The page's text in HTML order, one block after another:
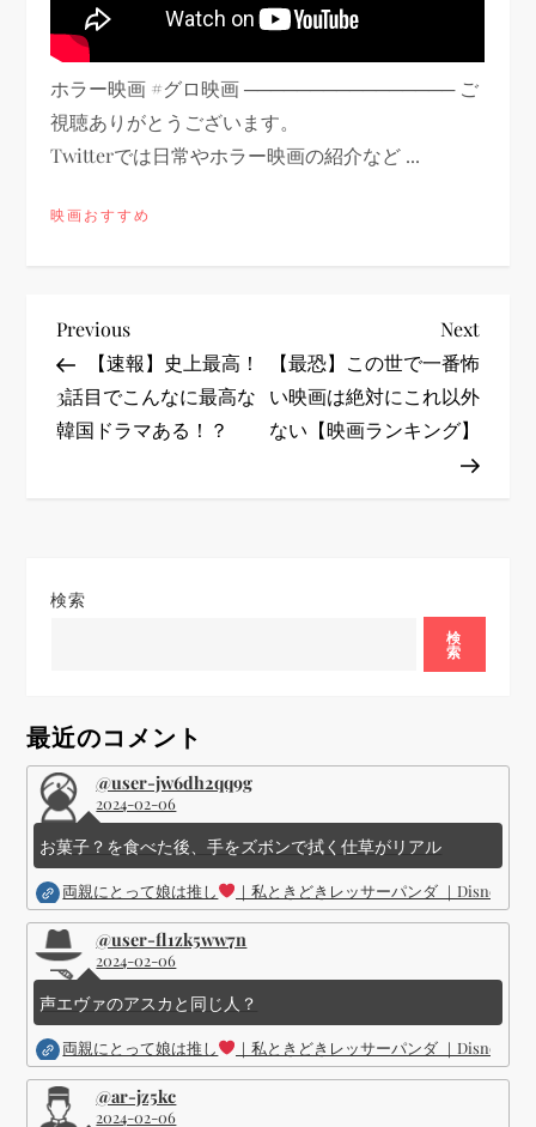
ホラー映画 #グロ映画 ──────────────── ご
視聴ありがとうございます。
Twitterでは日常やホラー映画の紹介など ...
映画おすすめ
投
稿
ナ
ー
ョ
ン
Previous
Post
Previous
【速報】史上最高！
3話目でこんなに最高な
韓国ドラマある！？
Next
Post
Next
【最恐】この世で一番怖
い映画は絶対にこれ以外
ない【映画ランキング】
検索
検
索
最近のコメント
@user-jw6dh2qq9g
2024-02-06
お菓子？を食べた後、手をズボンで拭く仕草がリアル
両親にとって娘は推し ｜私ときどきレッサーパンダ ｜Disney (
@user-fl1zk5ww7n
2024-02-06
声エヴァのアスカと同じ人？
両親にとって娘は推し ｜私ときどきレッサーパンダ ｜Disney (
@ar-jz5kc
2024-02-06